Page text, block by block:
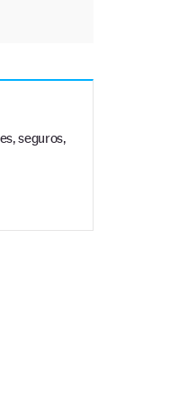
seguros,